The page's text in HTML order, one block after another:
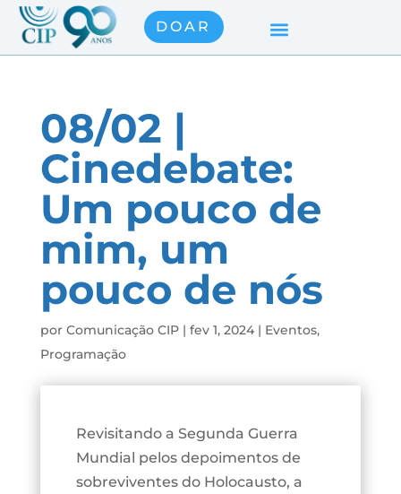
DOAR
08/02 |
Cinedebate:
Um pouco de
mim, um
pouco de nós
por Comunicação CIP| fev 1, 2024| Eventos,
Programação
Revisitando a Segunda Guerra
Mundial pelos depoimentos de
sobreviventes do Holocausto, a